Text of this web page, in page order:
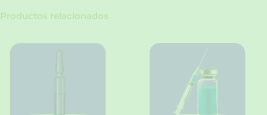
Productos relacionados